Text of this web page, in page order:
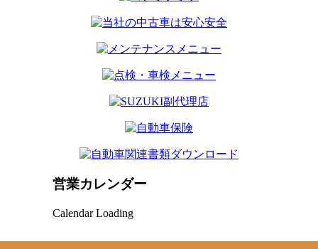
営業カレンダー
Calendar Loading